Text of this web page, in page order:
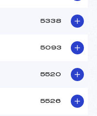
5338
5093
5520
5526